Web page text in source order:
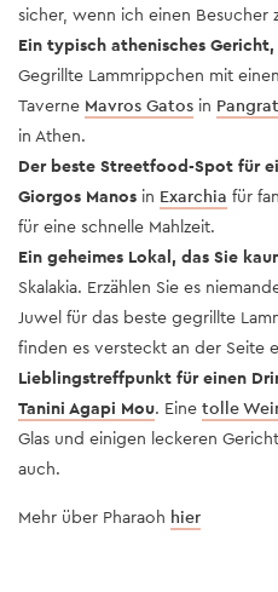
sicher, wenn ich einen Besucher
Ein typisch athenisches
Gegrillte Lammrippchen mit
Taverne Mavros Gatos in
in Athen.
Der beste Streetfood-Spot für
Giorgos Manos in Exarchia für
für eine schnelle Mahlzeit.
Ein geheimes Lokal, das Sie
Skalakia. Erzählen Sie es
Juwel für das beste gegrillte
finden es versteckt an der Seite
Lieblingstreffpunkt für einen
Tanini Agapi Mou. Eine tolle
Glas und einigen leckeren
auch.
Mehr über Pharaoh hier